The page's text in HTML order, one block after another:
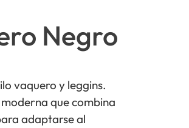
Negro
vaquero y leggins.
que combina
adaptarse al